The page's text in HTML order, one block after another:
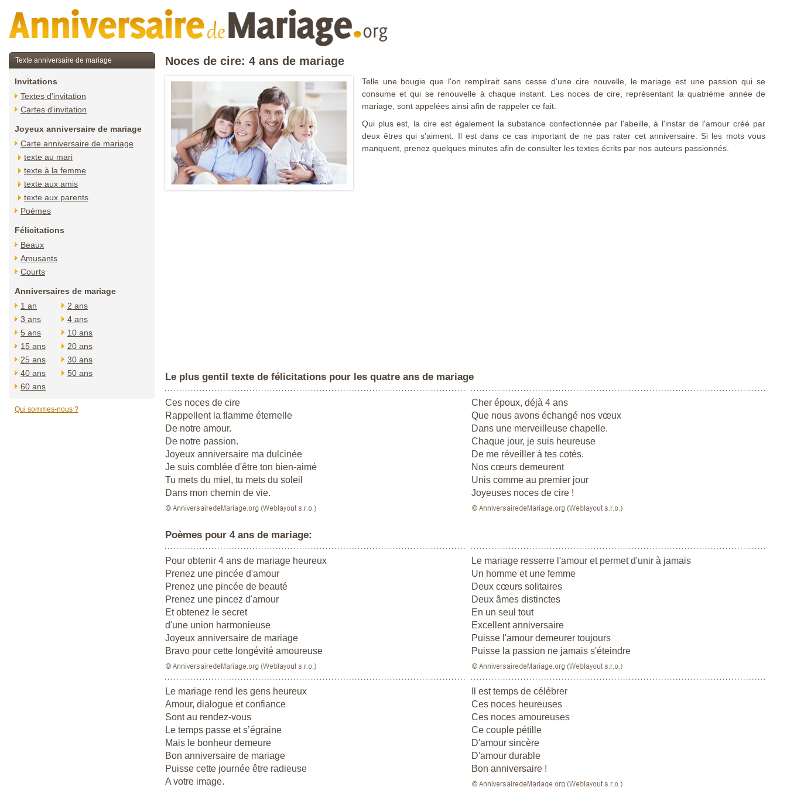
Texte anniversaire de mariage
Invitations
Textes d'invitation
Cartes d'invitation
Joyeux anniversaire de mariage
Carte anniversaire de mariage
texte au mari
texte à la femme
texte aux amis
texte aux parents
Poèmes
Félicitations
Beaux
Amusants
Courts
Anniversaires de mariage
1 an
2 ans
3 ans
4 ans
5 ans
10 ans
15 ans
20 ans
25 ans
30 ans
40 ans
50 ans
60 ans
Qui sommes-nous ?
Noces de cire: 4 ans de mariage
Telle une bougie que l'on remplirait sans cesse d'une cire nouvelle, le mariage est une passion qui se
consume et qui se renouvelle à chaque instant. Les noces de cire, représentant la quatrième année de
mariage, sont appelées ainsi afin de rappeler ce fait.
Qui plus est, la cire est également la substance confectionnée par l'abeille, à l'instar de l'amour créé par
deux êtres qui s'aiment. Il est dans ce cas important de ne pas rater cet anniversaire. Si les mots vous
manquent, prenez quelques minutes afin de consulter les textes écrits par nos auteurs passionnés.
Le plus gentil texte de félicitations pour les quatre ans de mariage
Ces noces de cire
Rappellent la flamme éternelle
De notre amour.
De notre passion.
Joyeux anniversaire ma dulcinée
Je suis comblée d'être ton bien-aimé
Tu mets du miel, tu mets du soleil
Dans mon chemin de vie.
Cher époux, déjà 4 ans
Que nous avons échangé nos vœux
Dans une merveilleuse chapelle.
Chaque jour, je suis heureuse
De me réveiller à tes cotés.
Nos cœurs demeurent
Unis comme au premier jour
Joyeuses noces de cire !
Poèmes pour 4 ans de mariage:
Pour obtenir 4 ans de mariage heureux
Prenez une pincée d'amour
Prenez une pincée de beauté
Prenez une pincez d'amour
Et obtenez le secret
d'une union harmonieuse
Joyeux anniversaire de mariage
Bravo pour cette longévité amoureuse
Le mariage rend les gens heureux
Amour, dialogue et confiance
Sont au rendez-vous
Le temps passe et s’égraine
Mais le bonheur demeure
Bon anniversaire de mariage
Puisse cette journée être radieuse
A votre image.
Le mariage resserre l'amour et permet d'unir à jamais
Un homme et une femme
Deux cœurs solitaires
Deux âmes distinctes
En un seul tout
Excellent anniversaire
Puisse l'amour demeurer toujours
Puisse la passion ne jamais s'éteindre
Il est temps de célébrer
Ces noces heureuses
Ces noces amoureuses
Ce couple pétille
D'amour sincère
D'amour durable
Bon anniversaire !